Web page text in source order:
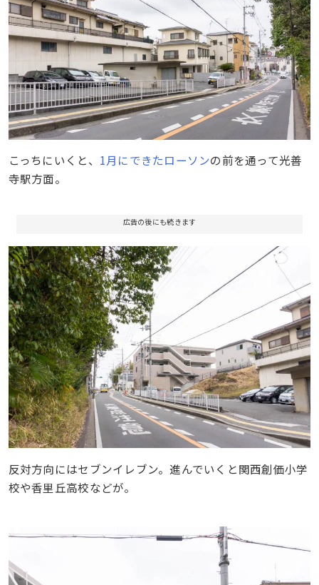
こっちにいくと、 1月にできたローソンの前を通って光善
寺駅方面。
広告の後にも続きます
反対方向にはセブンイレブン。進んでいくと関西創価小学
校や香里丘高校などが。